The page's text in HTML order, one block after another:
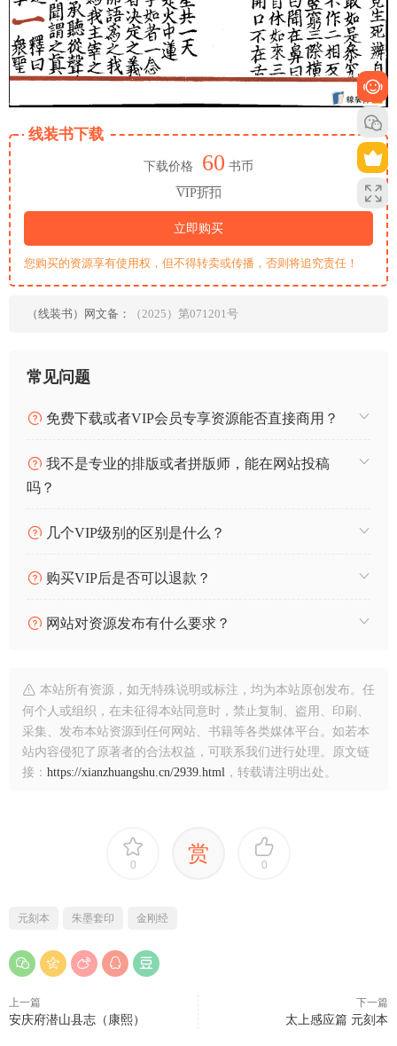
线装书下载
下载价格 60 书币
VIP折扣
立即购买
您购买的资源享有使用权，但不得转卖或传播，否则将追究责任！
（线装书）网文备： （2025）第071201号
常见问题
免费下载或者VIP会员专享资源能否直接商用？
我不是专业的排版或者拼版师，能在网站投稿
吗？
几个VIP级别的区别是什么？
购买VIP后是否可以退款？
网站对资源发布有什么要求？
本站所有资源，如无特殊说明或标注，均为本站原创发布。任
何个人或组织，在未征得本站同意时，禁止复制、盗用、印刷、
采集、发布本站资源到任何网站、书籍等各类媒体平台。如若本
站内容侵犯了原著者的合法权益，可联系我们进行处理。原文链
接： https://xianzhuangshu.cn/2939.html ，转载请注明出处。
0 赏 0
元刻本 朱墨套印 金刚经
上一篇
安庆府潜山县志（康熙）
下一篇
太上感应篇 元刻本